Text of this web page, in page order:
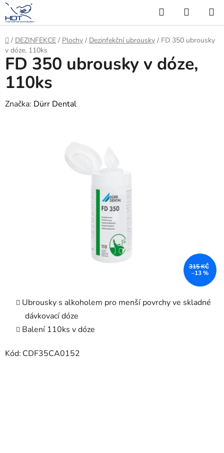
Přejít
na
obsah
Hledat
KOŠÍK
Domů
/ DEZINFEKCE / Plochy / Dezinfekční ubrousky / FD 350 ubrousky
v dóze, 110ks
Ubrousky s alkoholem pro menší povrchy ve skladné
dávkovací dóze
Balení 110ks v dóze
Kód: CDF35CA0152
FD 350 ubrousky v dóze,
110ks
Značka: Dürr Dental
315 KČ
–13 %